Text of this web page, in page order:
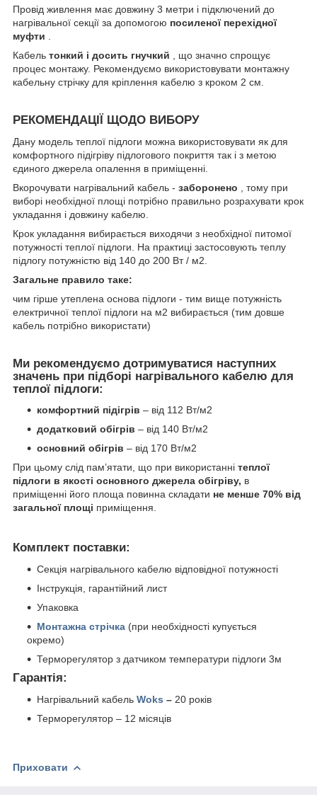
Провід живлення має довжину 3 метри і підключений до
нагрівальної секції за допомогою посиленої перехідної
муфти
Кабель тонкий і досить гнучкий
, що значно спрощує
процес монтажу. Рекомендуємо використовувати монтажну
кабельну стрічку для кріплення кабелю з кроком 2 см.
РЕКОМЕНДАЦІЇ ЩОДО ВИБОРУ
Дану модель теплої підлоги можна використовувати як для
комфортного підігріву підлогового покриття так і з метою
єдиного джерела опалення в приміщенні.
Вкорочувати нагрівальний кабель - заборонено
, тому при
виборі необхідної площі потрібно правильно розрахувати крок
укладання і довжину кабелю.
Крок укладання вибирається виходячи з необхідної питомої
потужності теплої підлоги. На практиці застосовують теплу
підлогу потужністю від 140 до 200 Вт / м2.
Загальне правило таке:
чим гірше утеплена основа підлоги - тим вище потужність
електричної теплої підлоги на м2 вибирається (тим довше
кабель потрібно використати)
Ми рекомендуємо дотримуватися наступних
значень при підборі нагрівального кабелю для
теплої підлоги:
комфортний підігрів – від 112 Вт/м2
додатковий обігрів – від 140 Вт/м2
основний обігрів – від 170 Вт/м2
При цьому слід пам’ятати, що при використанні теплої
підлоги в якості основного джерела обігріву, в
приміщенні його площа повинна складати не менше 70% від
загальної площі приміщення.
Комплект поставки:
Секція нагрівального кабелю відповідної потужності
Інструкція, гарантійний лист
Упаковка
Монтажна стрічка (при необхідності купується
окремо)
Терморегулятор з датчиком температури підлоги 3м
Гарантія:
Нагрівальний кабель Woks – 20 років
Терморегулятор – 12 місяців
Приховати